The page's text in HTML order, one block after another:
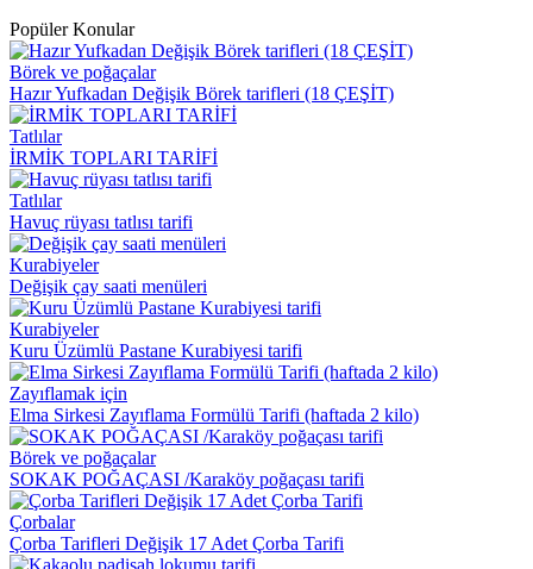
Popüler Konular
Börek ve poğaçalar
Hazır Yufkadan Değişik Börek tarifleri (18 ÇEŞİT)
Tatlılar
İRMİK TOPLARI TARİFİ
Tatlılar
Havuç rüyası tatlısı tarifi
Kurabiyeler
Değişik çay saati menüleri
Kurabiyeler
Kuru Üzümlü Pastane Kurabiyesi tarifi
Zayıflamak için
Elma Sirkesi Zayıflama Formülü Tarifi (haftada 2 kilo)
Börek ve poğaçalar
SOKAK POĞAÇASI /Karaköy poğaçası tarifi
Çorbalar
Çorba Tarifleri Değişik 17 Adet Çorba Tarifi